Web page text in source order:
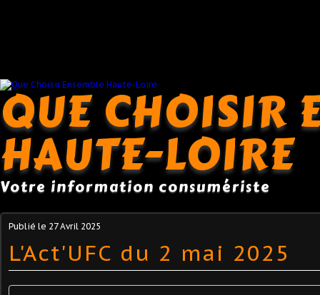
QUE CHOISIR
HAUTE-LOIRE
Votre information consumériste
Publié le 27 Avril 2025
L'Act'UFC du 2 mai 2025